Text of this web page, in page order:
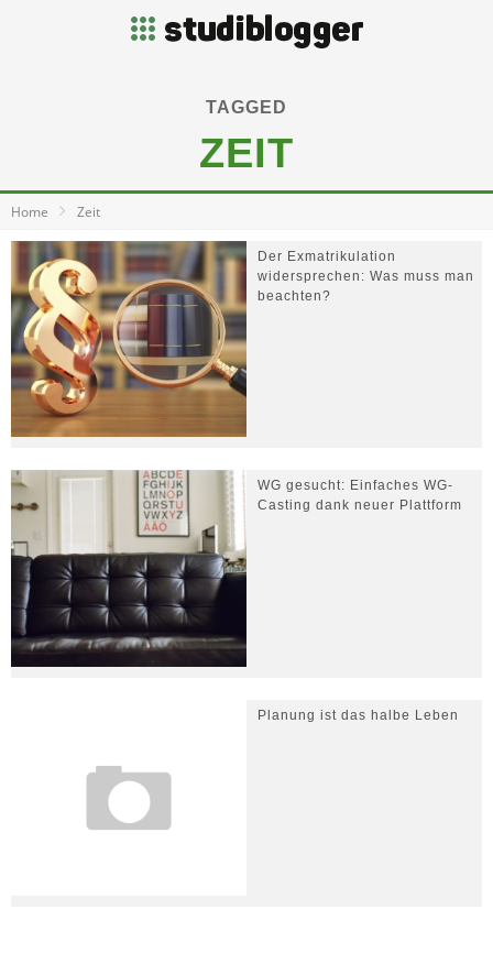
TAGGED
ZEIT
Home Zeit
Der Exmatrikulation
widersprechen: Was muss man
beachten?
WG gesucht: Einfaches WG-
Casting dank neuer Plattform
Planung ist das halbe Leben